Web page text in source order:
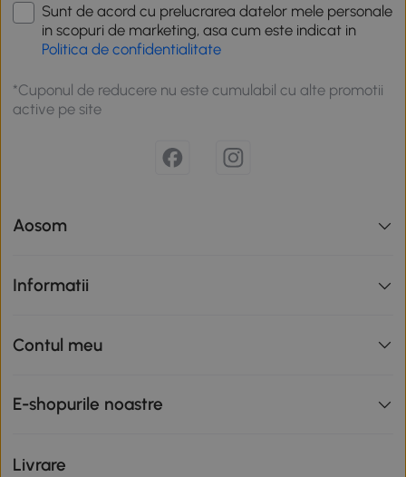
Sunt de acord cu prelucrarea datelor mele personale
in scopuri de marketing, asa cum este indicat in
Politica de confidentialitate
*Cuponul de reducere nu este cumulabil cu alte promotii
active pe site
Aosom
Informatii
Contul meu
E-shopurile noastre
Livrare